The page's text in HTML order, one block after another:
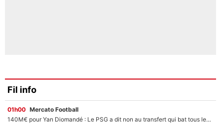
Fil info
01h00 Mercato Football
140M€ pour Yan Diomandé : Le PSG a dit non au transfert qui bat tous les records sur le mercato